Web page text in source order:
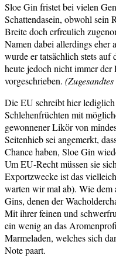
Sloe Gin fristet bei vielen
Schattendasein, obwohl sein
Breite doch erfreulich
Namen dabei allerdings eher
wurde er tatsächlich stets
heute jedoch nicht immer
vorgeschrieben.
Die EU schreibt hier
Schlehenfrüchten mit
gewonnener Likör von
Seitenhieb sei angemerkt,
Chance haben, Sloe Gin
Um EU-Recht müssen sie
Exportzwecke ist das
warten wir mal ab). Wie dem
Gins, denen der
Mit ihrer feinen und
ein wenig an das
Marmeladen, welches sich
Note paart.